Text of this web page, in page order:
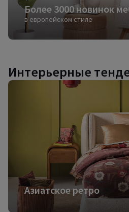
Более 3000 новинок
в европейском стиле
Интерьерные
Азиатское ретро
Азиатское